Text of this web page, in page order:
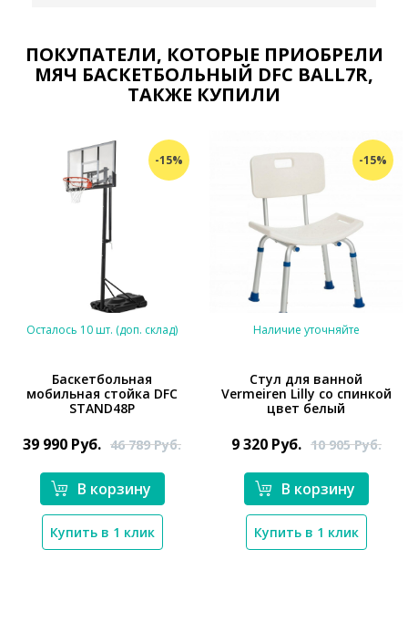
ПОКУПАТЕЛИ, КОТОРЫЕ ПРИОБРЕЛИ
МЯЧ БАСКЕТБОЛЬНЫЙ DFC BALL7R,
ТАКЖЕ КУПИЛИ
-15%
Осталось 10 шт. (доп. склад)
Баскетбольная
мобильная стойка DFC
STAND48P
39 990 Руб. 46 789Руб.
В корзину
Купить в 1 клик
-15%
Наличие уточняйте
Стул для ванной
Vermeiren Lilly со спинкой
цвет белый
9 320 Руб. 10 905Руб.
В корзину
Купить в 1 клик